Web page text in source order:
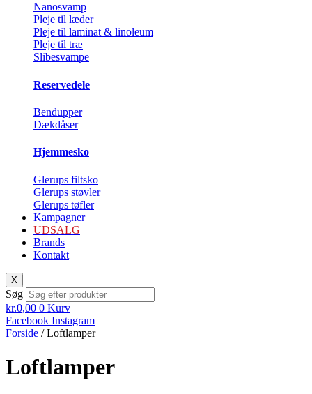
Nanosvamp
Pleje til læder
Pleje til laminat & linoleum
Pleje til træ
Slibesvampe
Reservedele
Bendupper
Dækdåser
Hjemmesko
Glerups filtsko
Glerups støvler
Glerups tøfler
Kampagner
UDSALG
Brands
Kontakt
X
Søg
kr.0,00 0 Kurv
Facebook Instagram
Forside / Loftlamper
Loftlamper